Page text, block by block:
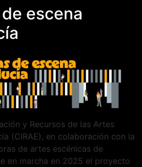
escena
y Recursos de las Artes
(CIRAE), en colaboración con la
de artes escénicas de
en marcha en 2025 el proyecto